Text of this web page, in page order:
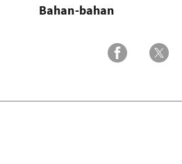
Bahan-bahan